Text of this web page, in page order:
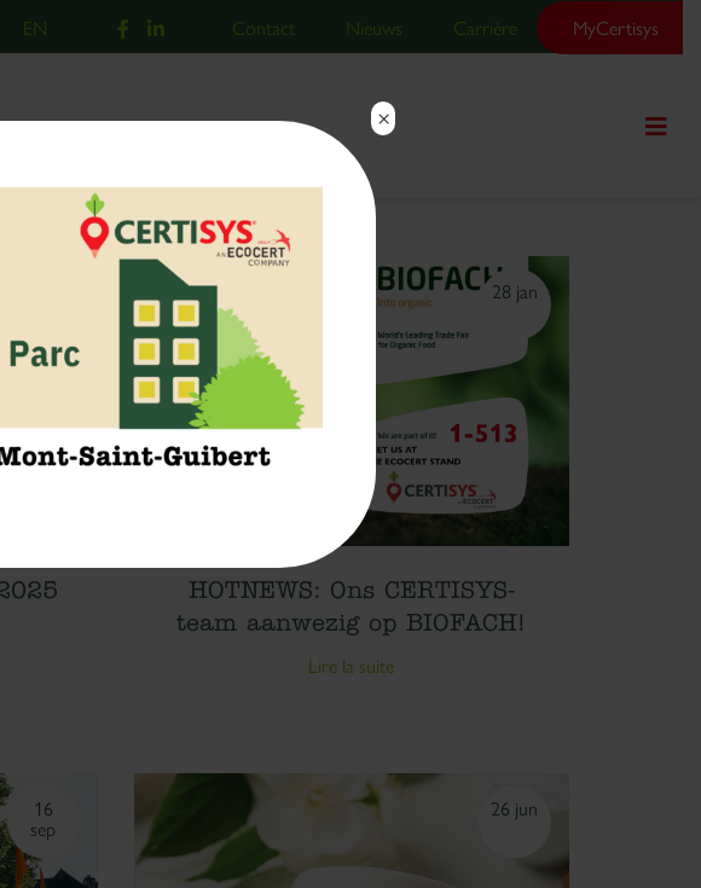
EN Contact Nieuws Carrière MyCertisys
28 jan
HOTNEWS: Ons CERTISYS-
team aanwezig op BIOFACH!
Lire la suite
16
sep
26 jun
×